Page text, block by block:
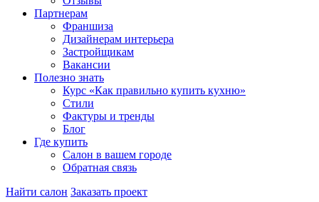
Партнерам
Франшиза
Дизайнерам интерьера
Застройщикам
Вакансии
Полезно знать
Курс «Как правильно купить кухню»
Cтили
Фактуры и тренды
Блог
Где купить
Салон в вашем городе
Обратная связь
Найти салон Заказать проект